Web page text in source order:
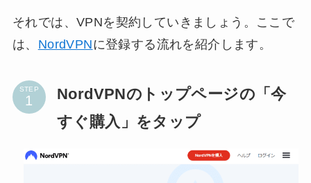
それでは、VPNを契約していきましょう。ここで
は、 NordVPNに登録する流れを紹介します。
STEP
NordVPNのトップページの「今
すぐ購入」をタップ